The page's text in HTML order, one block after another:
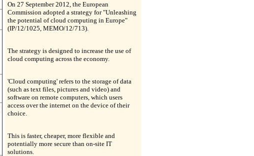
On 27 September 2012, the European
Commission adopted a strategy for "Unleashing
the potential of cloud computing in Europe"
(IP/12/1025, MEMO/12/713).
The strategy is designed to increase the use of
cloud computing across the economy.
'Cloud computing' refers to the storage of data
(such as text files, pictures and video) and
software on remote computers, which users
access over the internet on the device of their
choice.
This is faster, cheaper, more flexible and
potentially more secure than on-site IT
solutions.